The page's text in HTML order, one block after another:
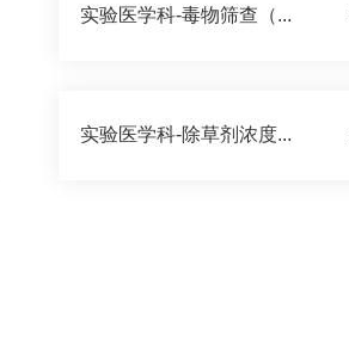
实验医学科-毒物筛查（...
实验医学科-除草剂浓度...